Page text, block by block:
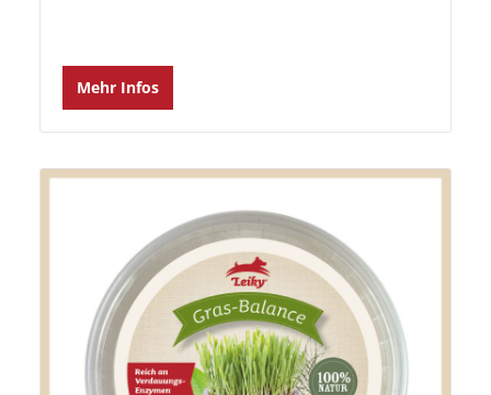
Mehr Infos